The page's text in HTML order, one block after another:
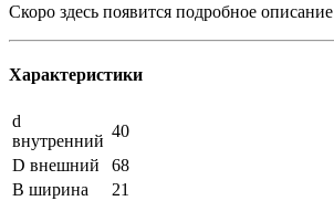
Скоро здесь появится подробное описание
Характеристики
d
внутренний
40
D внешний
68
B ширина
21